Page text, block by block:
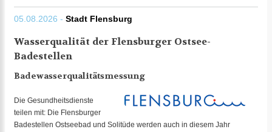
05.08.2026 - Stadt Flensburg
Wasserqualität der Flensburger Ostsee-
Badestellen
Badewasserqualitätsmessung
Die Gesundheitsdienste
teilen mit: Die Flensburger
Badestellen Ostseebad und Solitüde werden auch in diesem Jahr